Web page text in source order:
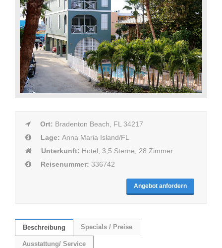
Ort: Bradenton Beach, FL 34217
Lage: Anna Maria Island/FL
Unterkunft: Hotel, 3,5 Sterne, 28 Zimmer
Reisenummer: 336742
Angebot anfordern
Beschreibung Specials / Preise
Ausstattung/ Service